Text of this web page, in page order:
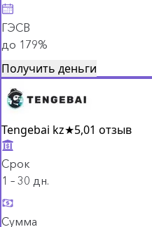
ГЭСВ
до 179%
Получить деньги
Tengebai kz★5,01 отзыв
Срок
1 – 30 дн.
Сумма